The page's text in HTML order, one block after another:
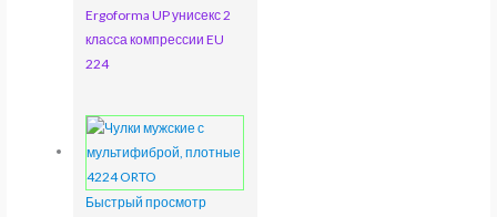
Ergoforma UP унисекс 2
класса компрессии EU
224
Быстрый просмотр